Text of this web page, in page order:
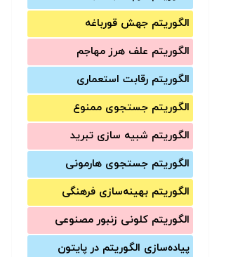
الگوریتم جهش قورباغه
الگوریتم علف هرز مهاجم
الگوریتم رقابت استعماری
الگوریتم جستجوی ممنوع
الگوریتم شبیه سازی تبرید
الگوریتم جستجوی هارمونی
الگوریتم بهینه‌سازی فرهنگی
الگوریتم کلونی زنبور مصنوعی
پیاده‌سازی الگوریتم در پایتون